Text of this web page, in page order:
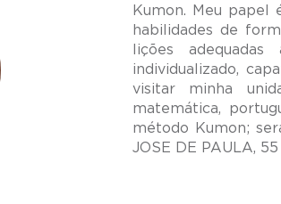
Kumon. Meu papel
habilidades de
lições
individualizado,
visitar minha
matemática,
método Kumon;